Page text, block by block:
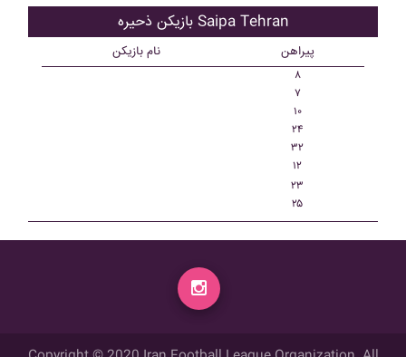
بازیکن ذحیره Saipa Tehran
نام بازیکن پیراهن
۸
۷
۱۰
۲۴
۳۲
۱۲
۲۳
۲۵